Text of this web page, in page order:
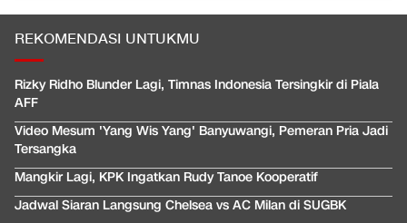
REKOMENDASI UNTUKMU
Rizky Ridho Blunder Lagi, Timnas Indonesia Tersingkir di Piala
AFF
Video Mesum 'Yang Wis Yang' Banyuwangi, Pemeran Pria Jadi
Tersangka
Mangkir Lagi, KPK Ingatkan Rudy Tanoe Kooperatif
Jadwal Siaran Langsung Chelsea vs AC Milan di SUGBK